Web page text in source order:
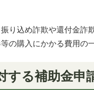
り込め詐欺や還付金詐
の購入にかかる費用の
する補助金申